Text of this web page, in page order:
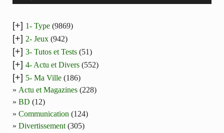
[+] 1- Type (9869)
[+] 2- Jeux (942)
[+] 3- Tutos et Tests (51)
[+] 4- Actu et Divers (552)
[+] 5- Ma Ville (186)
Actu et Magazines (228)
BD (12)
Communication (124)
Divertissement (305)